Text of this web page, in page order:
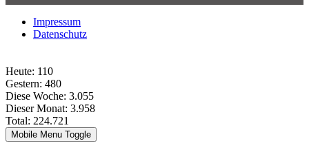
Impressum
Datenschutz
Heute: 110
Gestern: 480
Diese Woche: 3.055
Dieser Monat: 3.958
Total: 224.721
Mobile Menu Toggle